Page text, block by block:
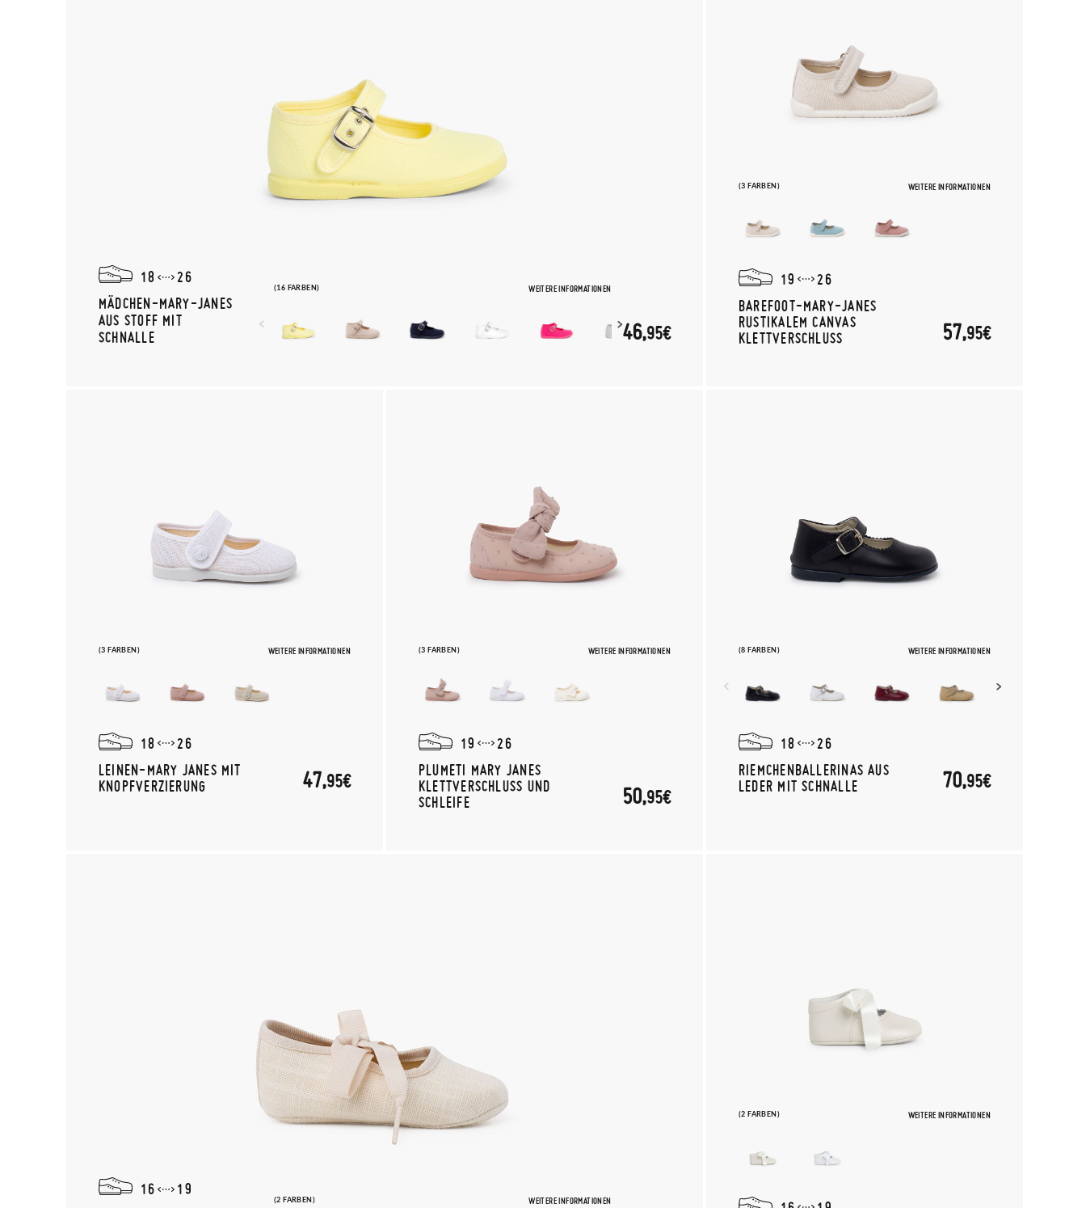
(16 FARBEN) WEITERE INFORMATIONEN
18
26
MÄDCHEN-MARY-JANES
AUS STOFF MIT
SCHNALLE
46,95€
(3 FARBEN) WEITERE INFORMATIONEN
19
26
BAREFOOT-MARY-JANES
RUSTIKALEM CANVAS
KLETTVERSCHLUSS
57,95€
(3 FARBEN) WEITERE INFORMATIONEN
18
26
LEINEN-MARY JANES MIT
KNOPFVERZIERUNG
47,95€
(3 FARBEN) WEITERE INFORMATIONEN
19
26
PLUMETI MARY JANES
KLETTVERSCHLUSS UND
SCHLEIFE
50,95€
(8 FARBEN) WEITERE INFORMATIONEN
18
26
RIEMCHENBALLERINAS AUS
LEDER MIT SCHNALLE
70,95€
(2 FARBEN) WEITERE INFORMATIONEN
16
19
(2 FARBEN) WEITERE INFORMATIONEN